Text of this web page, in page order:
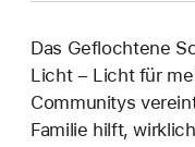
Das Geflochtene
Licht – Licht für
Communitys
Familie hilft,